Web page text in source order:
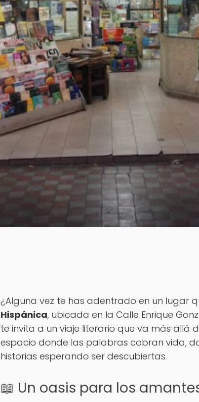
¿Alguna vez te has adentrado en un lugar
Hispánica, ubicada en la Calle Enrique
te invita a un viaje literario que va más allá
espacio donde las palabras cobran vida,
historias esperando ser descubiertas.
📖 Un oasis para los